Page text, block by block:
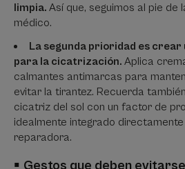
limpia. Así que, seguimos al pie de
médico.
La segunda prioridad es
para la cicatrización. Aplica
calmantes antimarcas para
evitar la tirantez. Recuerda
cicatriz del sol con un factor de
idealmente integrado
reparadora.
▪ Gestos que deben evitarse